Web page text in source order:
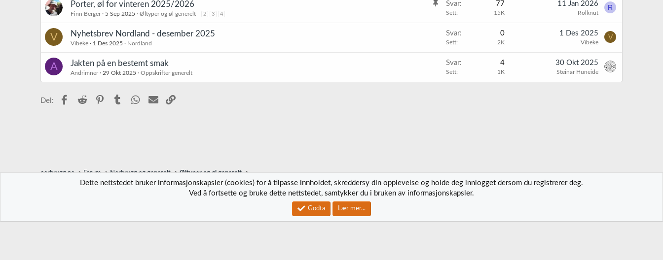
esK
Porter, øl for vinteren 2025/2026
Finn Berger 5 Sep 2025 Øltyper og øl generelt 2 3 4
Svar 77
Sett 15K
11 Jan 2026
Rolknut
R
V Nyhetsbrev Nordland - desember 2025
Vibeke 1 Des 2025 Nordland
Svar 0
Sett 2K
1 Des 2025
Vibeke
V
A Jakten på en bestemt smak
Andrimner 29 Okt 2025 Oppskrifter generelt
Svar 4
Sett 1K
30 Okt 2025
Steinar Huneide
Del: Facebook
Reddit PinterestTumblr WhatsApp
E-post
norbrygg.no Forum Norbrygg og generelt Øltyper og øl generelt
Kontakt oss Vilkår og regler
Community platform by XenForo ®
Dette nettstedet bruker informasjonskapsler (cookies) for å tilpasse innholdet, skreddersy din opplevelse og holde deg innlogget dersom du registrerer deg.
Ved å fortsette og bruke dette nettstedet, samtykker du i bruken av informasjonskapsler.
Godta Lær mer...